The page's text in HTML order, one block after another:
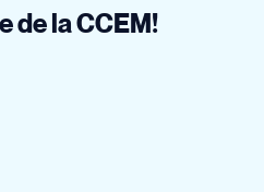
de la CCEM!